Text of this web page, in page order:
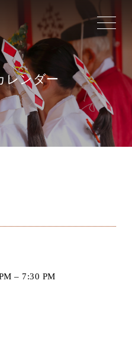
レンダー
toggle
– 7:30 PM